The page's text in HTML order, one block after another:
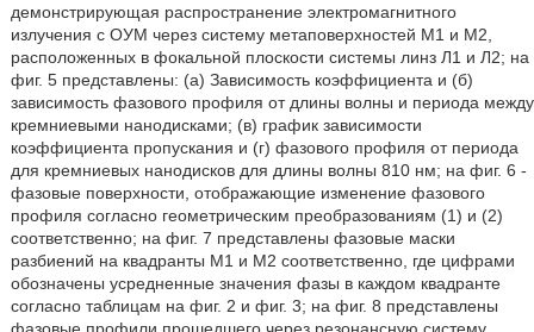
демонстрирующая распространение электромагнитного
излучения с ОУМ через систему метаповерхностей M1 и М2,
расположенных в фокальной плоскости системы линз Л1 и Л2; на
фиг. 5 представлены: (а) Зависимость коэффициента и (б)
зависимость фазового профиля от длины волны и периода между
кремниевыми нанодисками; (в) график зависимости
коэффициента пропускания и (г) фазового профиля от периода
для кремниевых нанодисков для длины волны 810 нм; на фиг. 6 -
фазовые поверхности, отображающие изменение фазового
профиля согласно геометрическим преобразованиям (1) и (2)
соответственно; на фиг. 7 представлены фазовые маски
разбиений на квадранты M1 и М2 соответственно, где цифрами
обозначены усредненные значения фазы в каждом квадранте
согласно таблицам на фиг. 2 и фиг. 3; на фиг. 8 представлены